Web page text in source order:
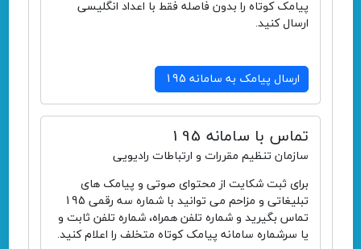
پیامک کوتاه را بدون فاصله فقط با اعداد انگلیسی
ارسال کنید.
ارسال پیامک به سامانه 195
تماس با سامانه 195
سازمان تنظیم مقررات و ارتباطات رادیویی
برای ثبت شکایت از محتوای صوتی و پیامک های
تبلیغاتی و مزاحم می توانید با شماره سه رقمی 195
تماس بگیرید و شماره تلفن همراه، شماره تلفن ثابت و
یا سرشماره سامانه پیامک کوتاه متخلف را اعلام کنید.